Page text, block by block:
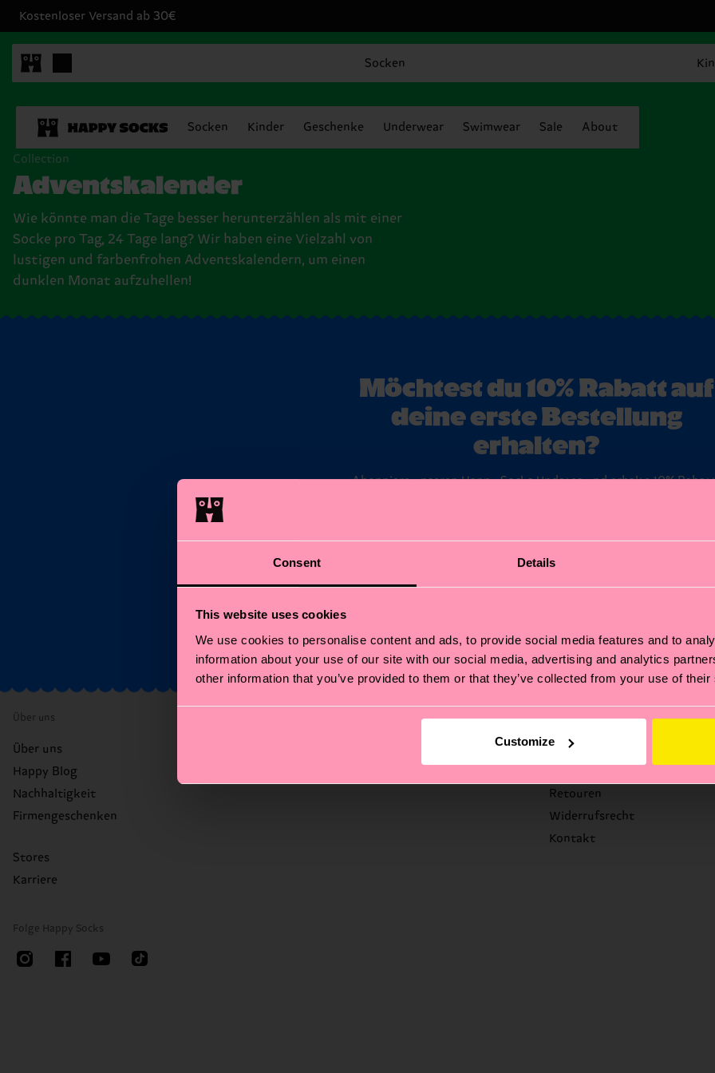
Consent Details
This website uses cookies
We use cookies to personalise content and ads, to provide social media features and to
information about your use of our site with our social media, advertising and analytics
other information that you’ve provided to them or that they’ve collected from your use of
Customize
Kostenloser Versand ab 30€
Socken
Socken Kinder Geschenke Underwear Swimwear Sale About
Collection
Adventskalender
Wie könnte man die Tage besser herunterzählen als mit einer
Socke pro Tag, 24 Tage lang? Wir haben eine Vielzahl von
lustigen und farbenfrohen Adventskalendern, um einen
dunklen Monat aufzuhellen!
Möchtest du 10% Rabatt auf
deine erste Bestellung
erhalten?
Abonniere unseren Happy Socks Updates und erhalte 10%
Anmelden
*Kann nicht mit anderen Angeboten, Limited/Special Editions oder Sale
Über uns
Über uns
Happy Blog
Nachhaltigkeit
Firmengeschenken
Stores
Karriere
Hilfe
FAQ's
Retouren
Widerrufsrecht
Kontakt
Folge Happy Socks